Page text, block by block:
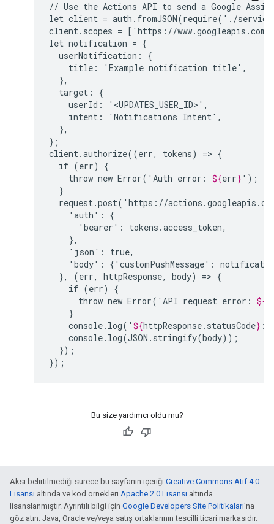
// Use the Actions API to send a Google
let client = auth.fromJSON(require('./
client.scopes =
['https://
let notification =
userNotification:
title:
'Example notification
target:
userId:
intent:
'Notifications
},
};
client.authorize((err,
tokens) =>
if (err)
throw new Error('Auth error: ${err}
request.post('https://
'auth':
'bearer':
'json':
'body':
{'customPushMessage':
},
(err, httpResponse, body) =>
if (err)
throw new Error('API request error: ${
console.log(' ${httpResponse. statusCode} :
});
Bu size yardımcı oldu mu?
Aksi belirtilmediği sürece bu sayfanın içeriği Creative Commons Atıf 4.0
Lisansı altında ve kod örnekleri Apache 2.0 Lisansı altında
lisanslanmıştır. Ayrıntılı bilgi için Google Developers Site Politikaları'na
göz atın. Java, Oracle ve/veya satış ortaklarının tescilli ticari markasıdır.